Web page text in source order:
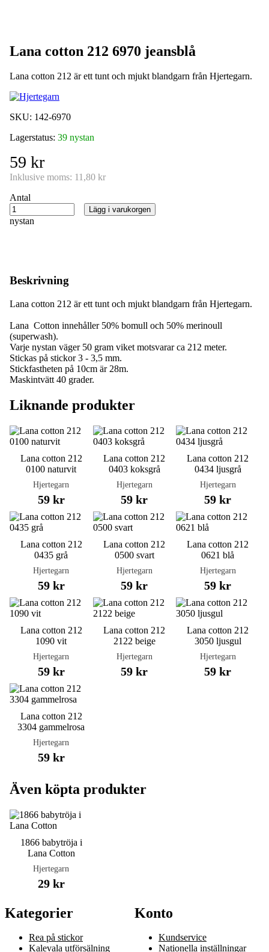
Lana cotton 212 6970 jeansblå
Lana cotton 212 är ett tunt och mjukt blandgarn från Hjertegarn.
SKU: 142-6970
Lagerstatus: 39 nystan
59 kr
Inklusive moms: 11,80 kr
Antal
nystan
Lägg i varukorgen
Beskrivning
Lana cotton 212 är ett tunt och mjukt blandgarn från Hjertegarn.
Lana Cotton innehåller 50% bomull och 50% merinoull
(superwash).
Varje nystan väger 50 gram viket motsvarar ca 212 meter.
Stickas på stickor 3 - 3,5 mm.
Stickfastheten på 10cm är 28m.
Maskintvätt 40 grader.
Liknande produkter
Lana cotton 212
0100 naturvit
Hjertegarn
59 kr
Lana cotton 212
0403 koksgrå
Hjertegarn
59 kr
Lana cotton 212
0434 ljusgrå
Hjertegarn
59 kr
Lana cotton 212
0435 grå
Hjertegarn
59 kr
Lana cotton 212
0500 svart
Hjertegarn
59 kr
Lana cotton 212
0621 blå
Hjertegarn
59 kr
Lana cotton 212
1090 vit
Hjertegarn
59 kr
Lana cotton 212
2122 beige
Hjertegarn
59 kr
Lana cotton 212
3050 ljusgul
Hjertegarn
59 kr
Lana cotton 212
3304 gammelrosa
Hjertegarn
59 kr
Även köpta produkter
1866 babytröja i
Lana Cotton
Hjertegarn
29 kr
Kategorier
Rea på stickor
Kalevala utförsälning
Konto
Kundservice
Nationella inställningar